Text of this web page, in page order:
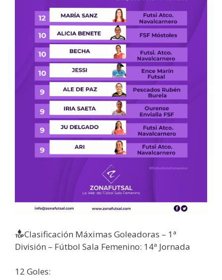
Clasificación Máximas Goleadoras – 1ª
División – Fútbol Sala Femenino: 14ª Jornada
12 Goles: